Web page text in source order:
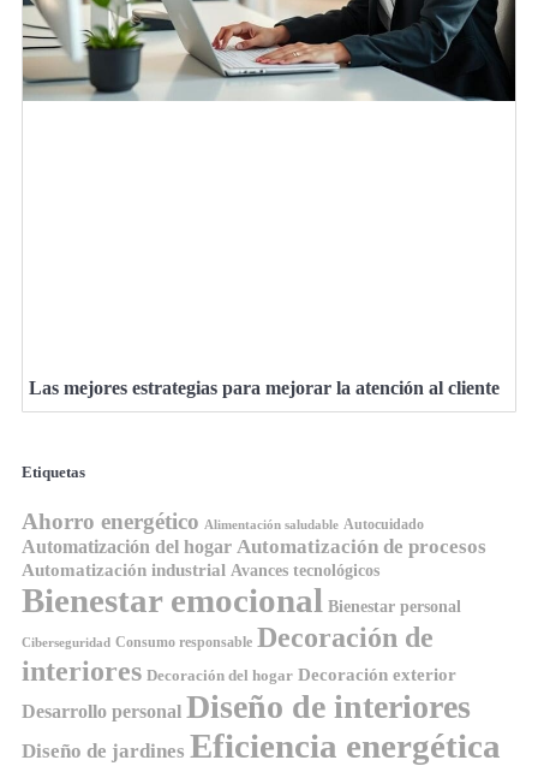
Las mejores estrategias para mejorar la atención al cliente
Etiquetas
Ahorro energético Alimentación saludable Autocuidado
Automatización del hogar Automatización de procesos
Automatización industrial Avances tecnológicos
Bienestar emocional Bienestar personal
Ciberseguridad Consumo responsable Decoración de
interiores Decoración del hogar Decoración exterior
Desarrollo personal Diseño de interiores
Diseño de jardines Eficiencia energética